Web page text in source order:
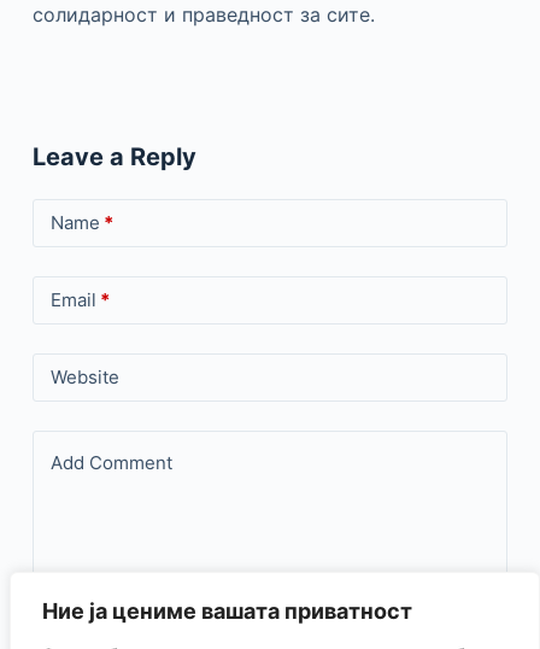
Ние ја цениме вашата приватност
солидарност и праведност за сите.
Leave a Reply
Name *
Email *
Website
Add Comment